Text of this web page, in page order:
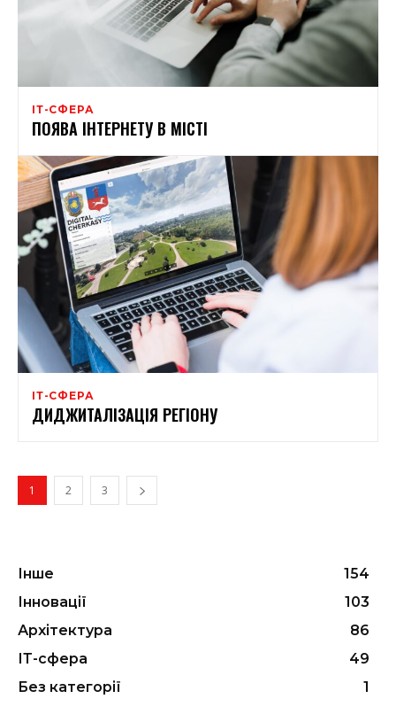
ІТ-СФЕРА
ПОЯВА ІНТЕРНЕТУ В МІСТІ
ІТ-СФЕРА
ДИДЖИТАЛІЗАЦІЯ РЕГІОНУ
1 2 3
Інше
154
Інновації
103
Архітектура
86
ІТ-сфера
49
Без категорії
1